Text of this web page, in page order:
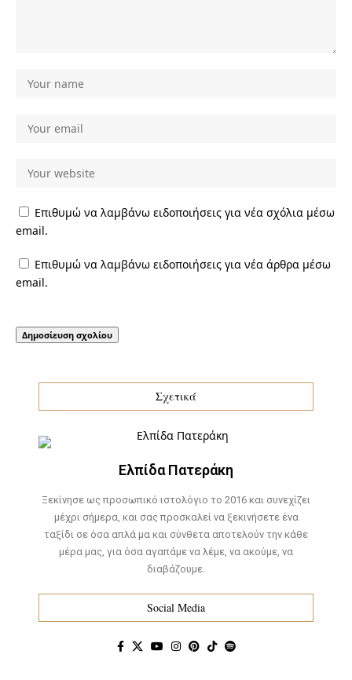
Επιθυμώ να λαμβάνω ειδοποιήσεις για νέα σχόλια μέσω
email.
Επιθυμώ να λαμβάνω ειδοποιήσεις για νέα άρθρα μέσω
email.
Σχετικά
Ελπίδα Πατεράκη
Ξεκίνησε ως προσωπικό ιστολόγιο το 2016 και συνεχίζει
μέχρι σήμερα, και σας προσκαλεί να ξεκινήσετε ένα
ταξίδι σε όσα απλά μα και σύνθετα αποτελούν την κάθε
μέρα μας, για όσα αγαπάμε να λέμε, να ακούμε, να
διαβάζουμε.
Social Media